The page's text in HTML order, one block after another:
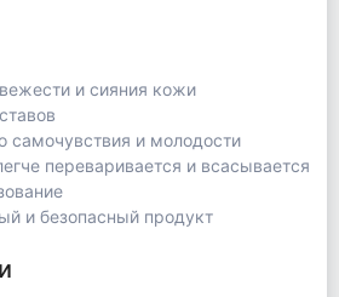
и сияния кожи
самочувствия и молодости
переваривается и всасывается
и безопасный продукт